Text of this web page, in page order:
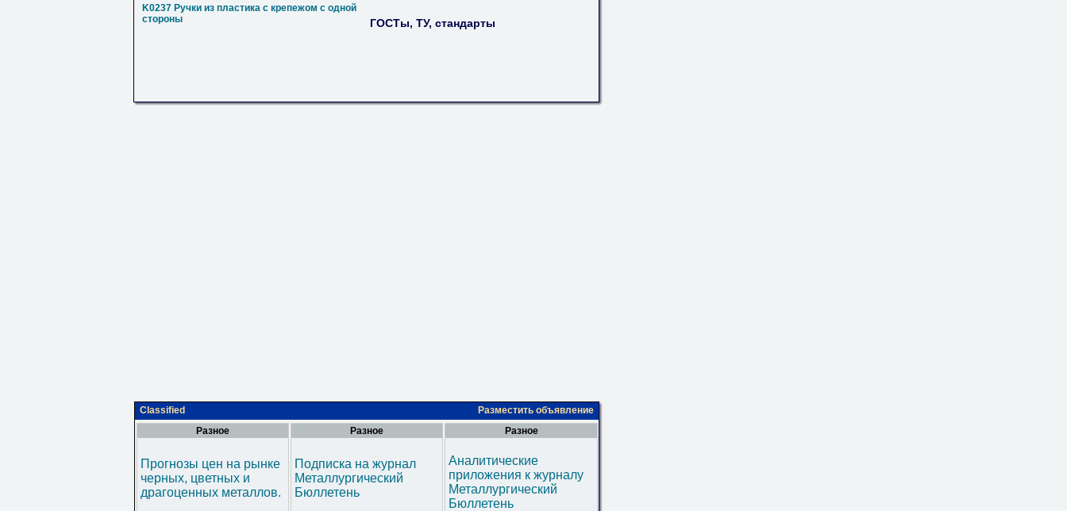
K0237 Ручки из пластика с крепежом с одной
стороны
ГОСТы, ТУ, стандарты
Classified
Разместить объявление
Разное
Прогнозы цен на рынке
черных, цветных и
драгоценных металлов.
Разное
Подписка на журнал
Металлургический
Бюллетень
Разное
Аналитические
приложения к журналу
Металлургический
Бюллетень